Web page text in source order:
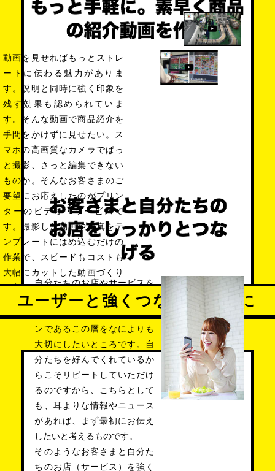
ユーザーと強くつながるために
動画を見せればもっとストレ
ートに伝わる魅力がありま
す。説明と同時に強く印象を
残す効果も認められていま
す。そんな動画で商品紹介を
手間をかけずに見せたい。ス
マホの高画質なカメラでぱっ
と撮影、さっと編集できない
ものか。そんなお客さまのご
要望にお応えしたのがプリン
ターのビデオ・サービスで
す。撮影した動画や写真をテ
ンプレートにはめ込むだけの
作業で、スピードもコストも
大幅にカットした動画づくり
を実現！自分たちのお店やサービスを
定期的に利用していただける
一般のお客さま。コアなファ
ンであるこの層をなによりも
大切にしたいところです。自
分たちを好んでくれているか
らこそリピートしていただけ
るのですから、こちらとして
も、耳よりな情報やニュース
があれば、まず最初にお伝え
したいと考えるものです。
そのようなお客さまと自分た
ちのお店（サービス）を強く